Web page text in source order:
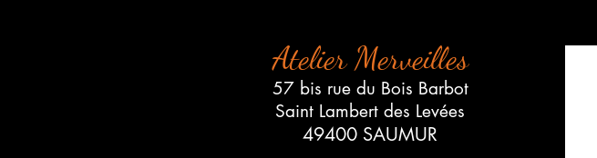
Atelier Merveilles
57 bis rue du Bois Barbot
Saint Lambert des Levées
49400 SAUMUR